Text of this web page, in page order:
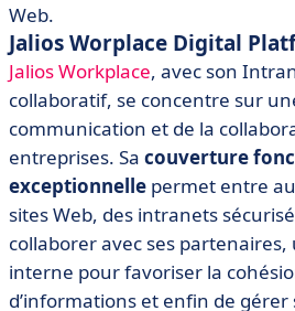
Web.
Jalios Worplace Digital
Jalios Workplace, avec son
collaboratif, se concentre sur
communication et de la
entreprises. Sa couverture
exceptionnelle permet entre
sites Web, des intranets
collaborer avec ses partenaires,
interne pour favoriser la
d’informations et enfin de gérer